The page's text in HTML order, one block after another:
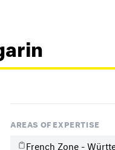
AREAS OF EXPERTISE
French Zone -